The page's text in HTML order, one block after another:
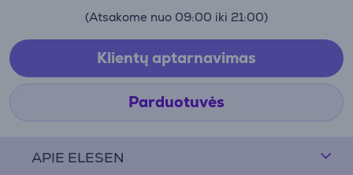
APIE ELESEN
(Atsakome nuo 09:00 iki 21:00)
Klientų aptarnavimas
Parduotuvės